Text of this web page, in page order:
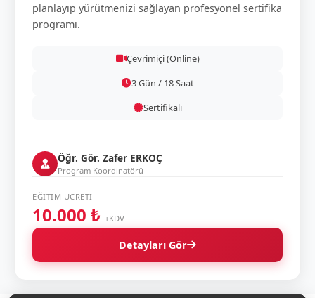
planlayıp yürütmenizi sağlayan profesyonel sertifika
programı.
Çevrimiçi (Online)
3 Gün / 18 Saat
Sertifikalı
Öğr. Gör. Zafer ERKOÇ
Program Koordinatörü
EĞITIM ÜCRETI
10.000 ₺ +KDV
Detayları Gör